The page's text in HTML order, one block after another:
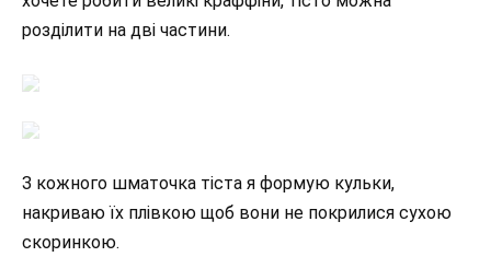
розділити на дві частини.
З кожного шматочка тіста я формую кульки,
накриваю їх плівкою щоб вони не покрилися сухою
скоринкою.